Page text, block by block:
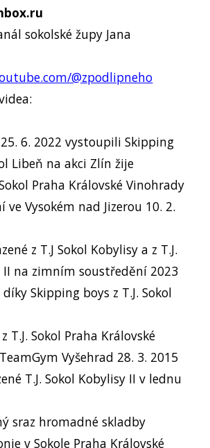
sokolské župy Jana
@zpodlipneho
6. 2022 vystoupili Skipping
Libeň na akci Zlín žije
Praha Královské Vinohrady
ve Vysokém nad Jizerou 10. 2.
z T.J Sokol Kobylisy a z T.J.
II na zimním soustředění 2023
Skipping boys z T.J. Sokol
T.J. Sokol Praha Královské
Vyšehrad 28. 3. 2015
T.J. Sokol Kobylisy II v lednu
sraz hromadné skladby
v Sokole Praha Královské